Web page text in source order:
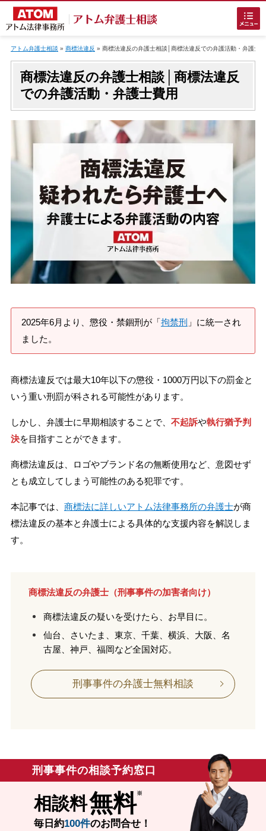
ホームに戻る
刑事事件でお困りの方
刑事事件の無料相談
接見・面会を弁護士に依頼
アトムについて
弁護士費用
アクセス
解決実績
刑事事件について 知りたい方
アトム弁護士相談 » 商標法違反 » 商標法違反の弁護士相談│商標法違反での弁護活動・弁護士
商標法違反の弁護士相談│商標法違反
での弁護活動・弁護士費用
2025年6月より、懲役・禁錮刑が「拘禁刑 」に統一され
ました。
商標法違反では最大10年以下の懲役・1000万円以下の罰金と
いう重い刑罰が科される可能性があります。
しかし、弁護士に早期相談することで、 不起訴や執行猶予判
決を目指すことができます。
商標法違反は、ロゴやブランド名の無断使用など、意図せず
とも成立してしまう可能性のある犯罪です。
本記事では、 商標法に詳しいアトム法律事務所の弁護士が商
標法違反の基本と弁護士による具体的な支援内容を解説しま
す。
商標法違反の弁護士（刑事事件の加害者向け）
商標法違反の疑いを受けたら、お早目に。
仙台、さいたま、東京、千葉、横浜、大阪、名
古屋、神戸、福岡など全国対応。
刑事事件の弁護士無料相談
刑事事件の相談予約窓口
相談料無料
毎日約100件のお問合せ！